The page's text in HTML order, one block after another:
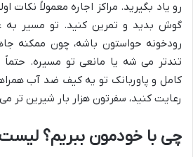
رو یاد بگیرید. مراکز اجاره معمولاً نکات
گوش بدید و تمرین کنید. تو مسیر به
رودخونه حواستون باشه، چون ممکنه
تندتر می شه یا مانعی تو مسیره. حتماً
کامل و پاوربانک تو یه کیف ضد آب
رعایت کنید، سفرتون هزار بار شیرین تر
چی با خودمون ببریم؟